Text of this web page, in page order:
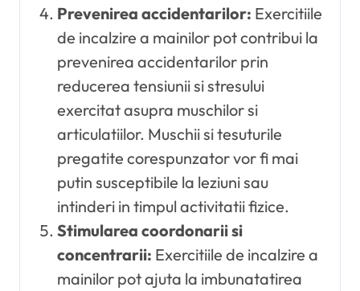
Prevenirea accidentarilor: Exercitiile
de incalzire a mainilor pot contribui la
prevenirea accidentarilor prin
reducerea tensiunii si stresului
exercitat asupra muschilor si
articulatiilor. Muschii si tesuturile
pregatite corespunzator vor fi mai
putin susceptibile la leziuni sau
intinderi in timpul activitatii fizice.
Stimularea coordonarii si
concentrarii: Exercitiile de incalzire a
mainilor pot ajuta la imbunatatirea